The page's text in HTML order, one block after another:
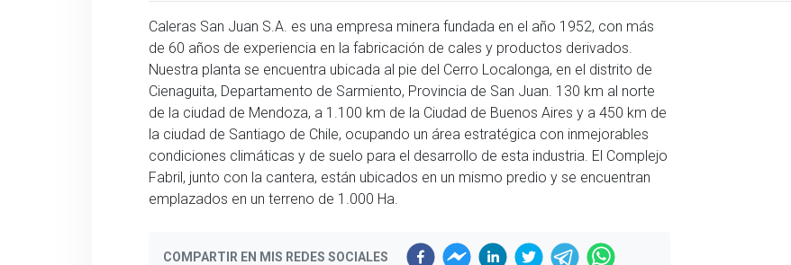
Caleras San Juan S.A. es una empresa minera fundada en el año 1952, con más
de 60 años de experiencia en la fabricación de cales y productos derivados.
Nuestra planta se encuentra ubicada al pie del Cerro Localonga, en el distrito de
Cienaguita, Departamento de Sarmiento, Provincia de San Juan. 130 km al norte
de la ciudad de Mendoza, a 1.100 km de la Ciudad de Buenos Aires y a 450 km de
la ciudad de Santiago de Chile, ocupando un área estratégica con inmejorables
condiciones climáticas y de suelo para el desarrollo de esta industria. El Complejo
Fabril, junto con la cantera, están ubicados en un mismo predio y se encuentran
emplazados en un terreno de 1.000 Ha.
COMPARTIR EN MIS REDES SOCIALES